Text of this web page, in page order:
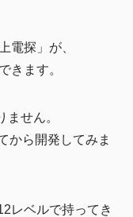
電探」が、
きます。
せん。
から開発してみま
レベルで持ってき